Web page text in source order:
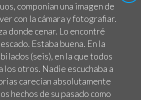
componían una imagen de
con la cámara y fotografiar.
donde cenar. Lo encontré
Estaba buena. En la
(seis), en la que todos
los otros. Nadie escuchaba a
carecían absolutamente
hechos de su pasado como